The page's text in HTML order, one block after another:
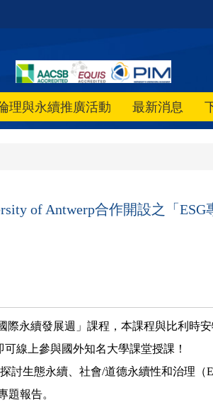
理與永續推廣活動 最新消息
of Antwerp合作開設之「
際永續發展週」課程，本課程與比利時
線上參與國外知名大學課堂授課！
討生態永續、社會/道德永續性和治理（
題報告。